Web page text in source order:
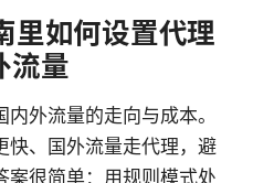
里如何设置代理
流量
外流量的走向与成本。
快、国外流量走代理，避
案很简单：用规则模式处